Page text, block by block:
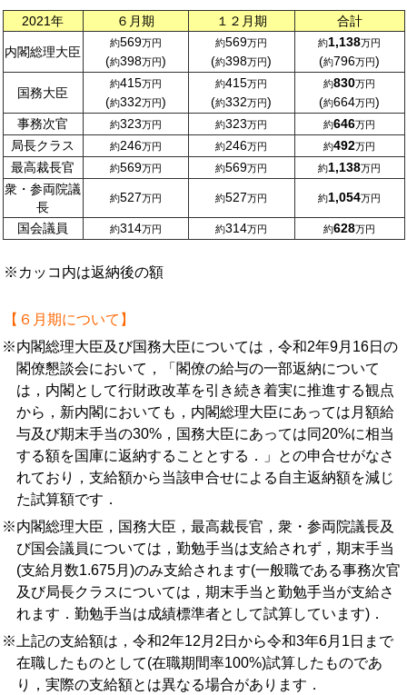
2021年 ６月期 １２月期 合計
内閣総理大臣
約569万円
(約398万円)
約569万円
(約398万円)
約1,138万円
(約796万円)
国務大臣
約415万円
(約332万円)
約415万円
(約332万円)
約830万円
(約664万円)
事務次官
約323万円 約323万円 約646万円
局長クラス 約246万円 約246万円 約492万円
最高裁長官 約569万円 約569万円 約1,138万円
衆・参両院議
長
約527万円 約527万円 約1,054万円
国会議員 約314万円 約314万円 約628万円
※カッコ内は返納後の額
【６月期について】
※内閣総理大臣及び国務大臣については，令和2年9月16日の
閣僚懇談会において，「閣僚の給与の一部返納について
は，内閣として行財政改革を引き続き着実に推進する観点
から，新内閣においても，内閣総理大臣にあっては月額給
与及び期末手当の30%，国務大臣にあっては同20%に相当
する額を国庫に返納することとする．」との申合せがなさ
れており，支給額から当該申合せによる自主返納額を減じ
た試算額です．
※内閣総理大臣，国務大臣，最高裁長官，衆・参両院議長及
び国会議員については，勤勉手当は支給されず，期末手当
(支給月数1.675月)のみ支給されます(一般職である事務次官
及び局長クラスについては，期末手当と勤勉手当が支給さ
れます．勤勉手当は成績標準者として試算しています)．
※上記の支給額は，令和2年12月2日から令和3年6月1日まで
在職したものとして(在職期間率100%)試算したものであ
り，実際の支給額とは異なる場合があります．